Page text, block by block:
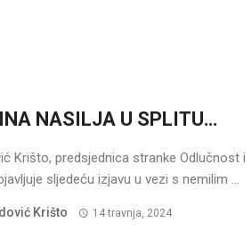
NASILJA U SPLITU…
Krišto, predsjednica stranke Odlučnost i
sljedeću izjavu u vezi s nemilim ...
Krišto 14 travnja, 2024